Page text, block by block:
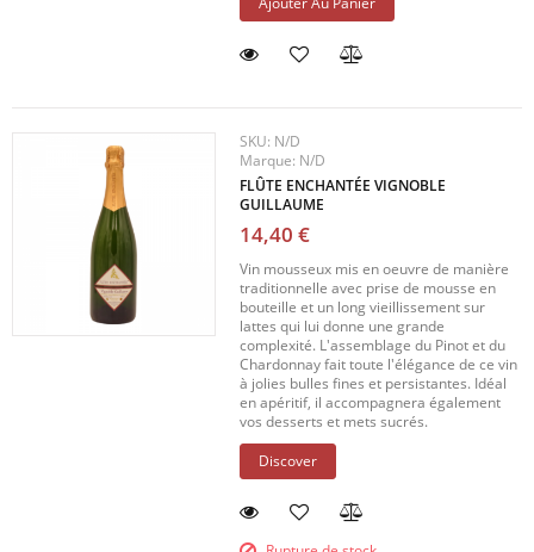
SKU: N/D
Marque: N/D
FLÛTE ENCHANTÉE VIGNOBLE
GUILLAUME
14,40 €
Vin mousseux mis en oeuvre de manière
traditionnelle avec prise de mousse en
bouteille et un long vieillissement sur
lattes qui lui donne une grande
complexité. L'assemblage du Pinot et du
Chardonnay fait toute l'élégance de ce vin
à jolies bulles fines et persistantes. Idéal
en apéritif, il accompagnera également
vos desserts et mets sucrés.
Discover